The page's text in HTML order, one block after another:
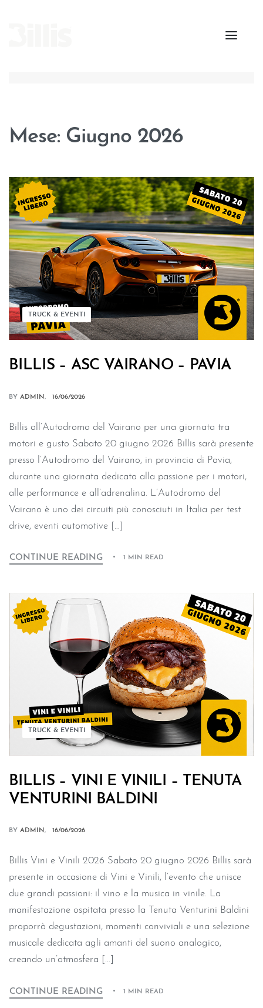
Mese: Giugno 2026
TRUCK & EVENTI
BILLIS – ASC VAIRANO – PAVIA
BY ADMIN 16/06/2026
Billis all’Autodromo del Vairano per una giornata tra
motori e gusto Sabato 20 giugno 2026 Billis sarà presente
presso l’Autodromo del Vairano, in provincia di Pavia,
durante una giornata dedicata alla passione per i motori,
alle performance e all’adrenalina. L’Autodromo del
Vairano è uno dei circuiti più conosciuti in Italia per test
drive, eventi automotive […]
CONTINUE READING 1 MIN READ
TRUCK & EVENTI
BILLIS – VINI E VINILI – TENUTA
VENTURINI BALDINI
BY ADMIN 16/06/2026
Billis Vini e Vinili 2026 Sabato 20 giugno 2026 Billis sarà
presente in occasione di Vini e Vinili, l’evento che unisce
due grandi passioni: il vino e la musica in vinile. La
manifestazione ospitata presso la Tenuta Venturini Baldini
proporrà degustazioni, momenti conviviali e una selezione
musicale dedicata agli amanti del suono analogico,
creando un’atmosfera […]
CONTINUE READING 1 MIN READ